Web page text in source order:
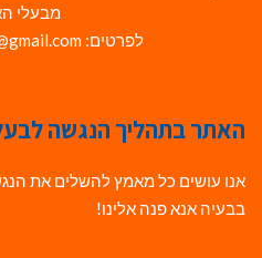
מבעלי
לפרטים: Avihai.ZoomAt@gmail.com
האתר בתהליך הנגשה
אנו עושים כל מאמץ להשלים את
בבעיה אנא פנה אלינו!